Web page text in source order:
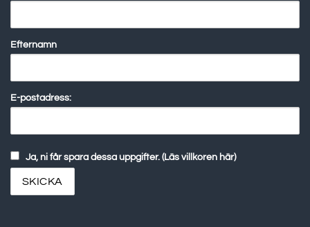
Efternamn
E-postadress:
Ja, ni får spara dessa uppgifter. (Läs villkoren här)